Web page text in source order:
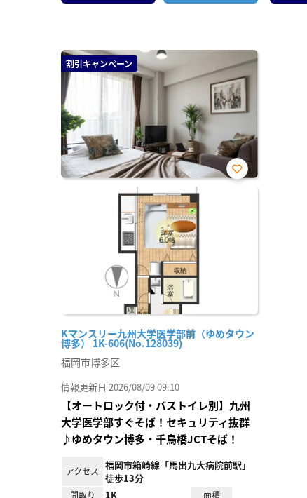
割引キャンペーン
Kマンスリー九州大学医学部前（ゆめタウン
博多） 1K-606(No.128039)
お気
福岡市博多区
情報更新日 2026/08/09 09:10
【オートロック付・バストイレ別】九州
大学医学部すぐそば！セキュリティ抜群
♪ゆめタウン博多・千鳥橋JCTそば！
アクセス
福岡市箱崎線「馬出九大病院前駅」
徒歩13分
間取り 1K
面積